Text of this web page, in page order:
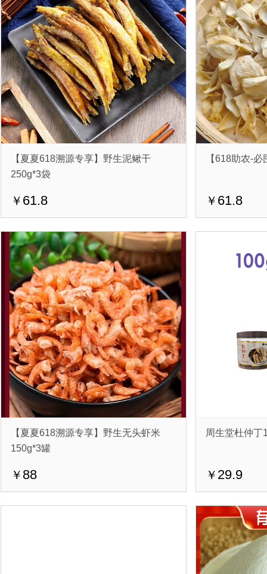
【夏夏618溯源专享】野生泥鳅干
250g*3袋
￥ 61.8
【618助农-
￥ 61.8
【夏夏618溯源专享】野生无头虾米
150g*3罐
￥ 88
周生堂杜仲丁
￥ 29.9